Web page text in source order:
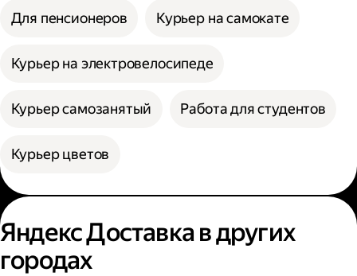
Для пенсионеров Курьер на самокате
Курьер на электровелосипеде
Курьер самозанятый Работа для студентов
Курьер цветов
Яндекс Доставка в других
городах